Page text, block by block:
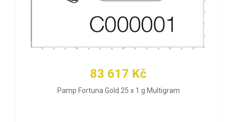
83 617 Kč
Pamp Fortuna Gold 25 x 1 g Multigram